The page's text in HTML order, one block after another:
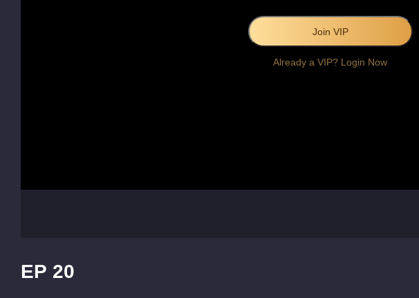
Join VIP
Already a VIP? Login Now
EP 20